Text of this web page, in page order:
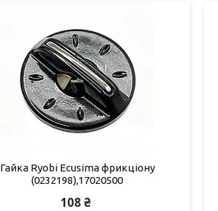
Гайка Ryobi Ecusima фрикціону
(0232198),17020500
108 ₴